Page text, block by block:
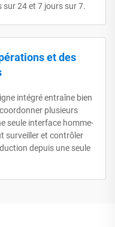
sur 24 et 7 jours sur 7.
et des
intégré entraîne bien
plusieurs
seule interface homme-
surveiller et contrôler
depuis une seule